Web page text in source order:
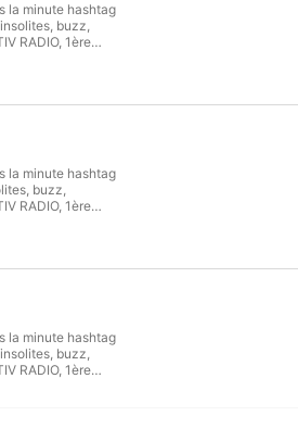
la minute hashtag
buzz,
RADIO, 1ère
la minute hashtag
buzz,
RADIO, 1ère
la minute hashtag
buzz,
RADIO, 1ère